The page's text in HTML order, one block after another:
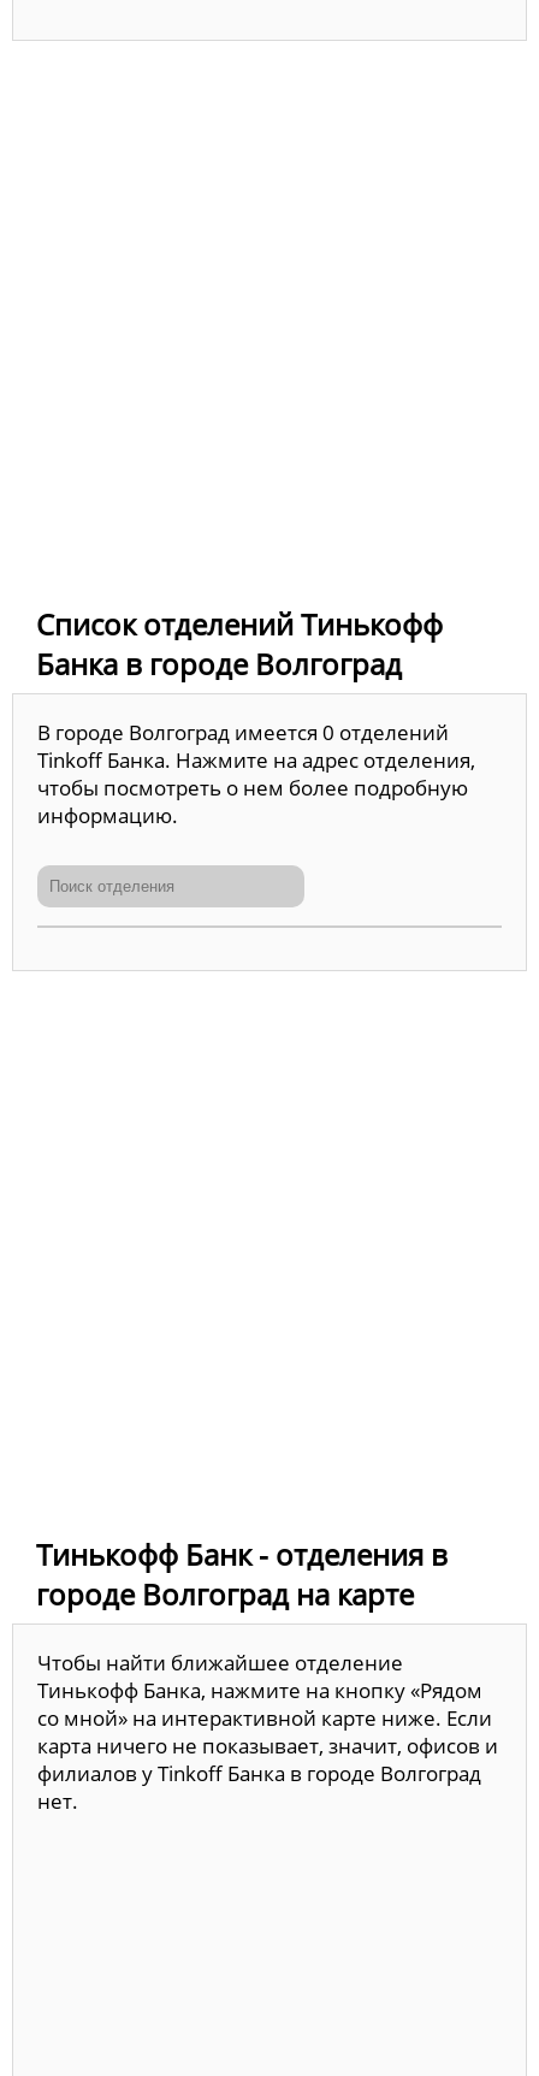
Список отделений Тинькофф
Банка в городе Волгоград
В городе Волгоград имеется 0 отделений
Tinkoff Банка. Нажмите на адрес отделения,
чтобы посмотреть о нем более подробную
информацию.
Тинькофф Банк - отделения в
городе Волгоград на карте
Чтобы найти ближайшее отделение
Тинькофф Банка, нажмите на кнопку «Рядом
со мной» на интерактивной карте ниже. Если
карта ничего не показывает, значит, офисов и
филиалов у Tinkoff Банка в городе Волгоград
нет.